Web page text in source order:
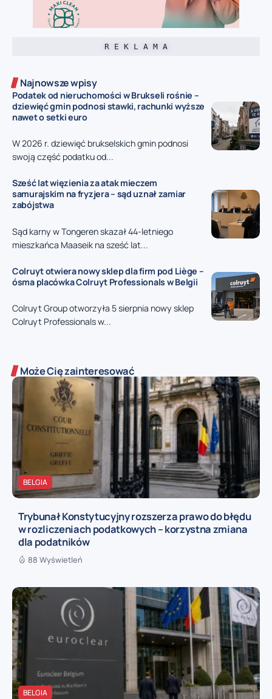
R E K L A M A
Najnowsze wpisy
Podatek od nieruchomości w Brukseli rośnie –
dziewięć gmin podnosi stawki, rachunki wyższe
nawet o setki euro
W 2026 r. dziewięć brukselskich gmin podnosi
swoją część podatku od...
Sześć lat więzienia za atak mieczem
samurajskim na fryzjera – sąd uznał zamiar
zabójstwa
Sąd karny w Tongeren skazał 44-letniego
mieszkańca Maaseik na sześć lat...
Colruyt otwiera nowy sklep dla firm pod Liège –
ósma placówka Colruyt Professionals w Belgii
Colruyt Group otworzyła 5 sierpnia nowy sklep
Colruyt Professionals w...
Może Cię zainteresować
BELGIA
Trybunał Konstytucyjny rozszerza prawo do błędu
w rozliczeniach podatkowych – korzystna zmiana
dla podatników
88 Wyświetleń
BELGIA